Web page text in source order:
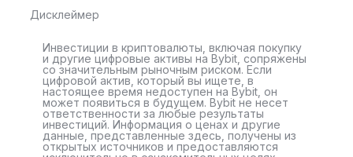
Дисклеймер
Инвестиции в криптовалюты, включая покупку
и другие цифровые активы на Bybit, сопряжены
со значительным рыночным риском. Если
цифровой актив, который вы ищете, в
настоящее время недоступен на Bybit, он
может появиться в будущем. Bybit не несет
ответственности за любые результаты
инвестиций. Информация о ценах и другие
данные, представленные здесь, получены из
открытых источников и предоставляются